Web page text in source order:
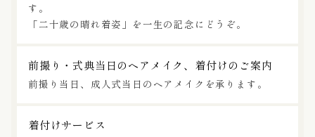
す。
「二十歳の晴れ着姿」を一生の記念にどうぞ。
前撮り・式典当日のヘアメイク、着付けのご案内
前撮り当日、成人式当日のヘアメイクを承ります。
着付けサービス